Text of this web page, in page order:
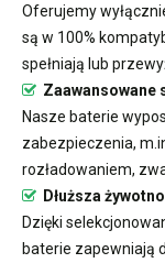
Oferujemy
są w 100%
spełniają lub
Zaawansowane
Nasze baterie
zabezpieczenia,
rozładowaniem,
Dłuższa
Dzięki
baterie zapewniają